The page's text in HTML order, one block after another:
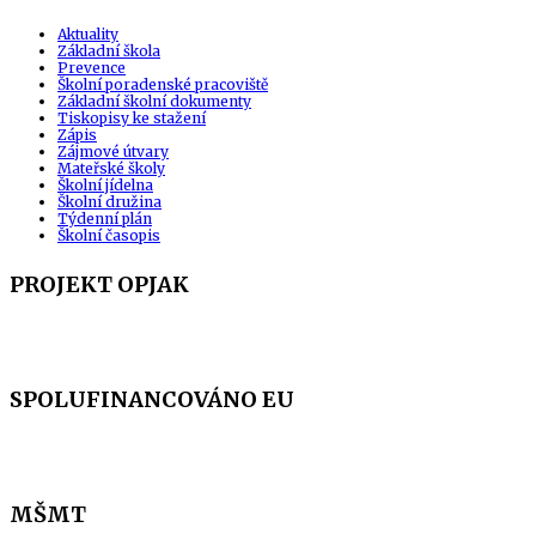
Aktuality
Základní škola
Prevence
Školní poradenské pracoviště
Základní školní dokumenty
Tiskopisy ke stažení
Zápis
Zájmové útvary
Mateřské školy
Školní jídelna
Školní družina
Týdenní plán
Školní časopis
PROJEKT OPJAK
SPOLUFINANCOVÁNO EU
MŠMT